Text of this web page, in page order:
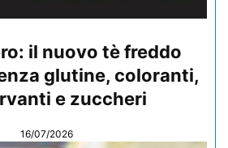
il nuovo tè freddo
glutine, coloranti,
e zuccheri
16/07/2026